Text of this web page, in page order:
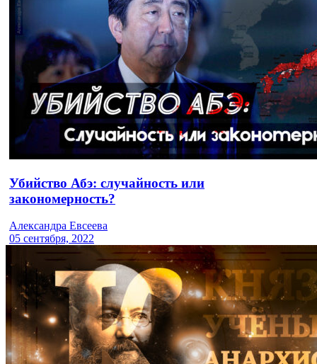
Убийство Абэ: случайность или
закономерность?
Александра Евсеева
05 сентября, 2022